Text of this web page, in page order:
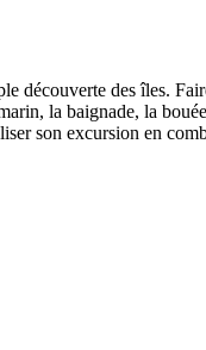
découverte des îles.
la baignade, la
son excursion en